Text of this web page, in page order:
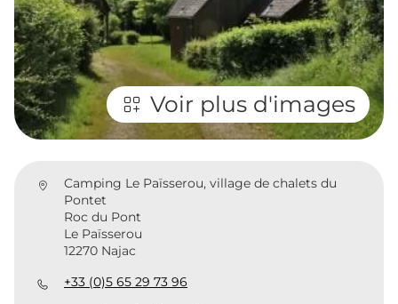
Voir plus d'images
Camping Le Païsserou, village de chalets du
Pontet
Roc du Pont
Le Païsserou
12270 Najac
+33 (0)5 65 29 73 96